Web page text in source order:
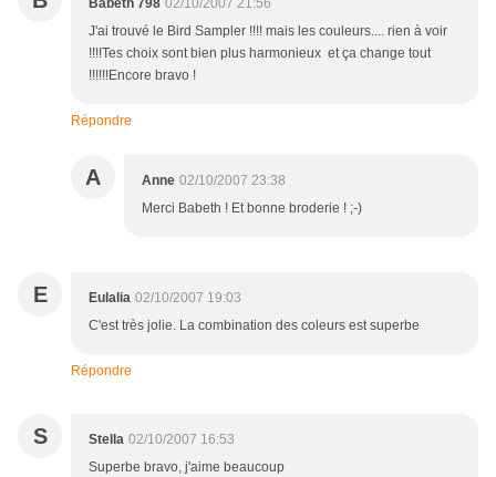
Babeth 798 02/10/2007 21:56
J'ai trouvé le Bird Sampler !!!! mais les couleurs.... rien à voir
!!!!Tes choix sont bien plus harmonieux et ça change tout
!!!!!!Encore bravo !
Répondre
A Anne 02/10/2007 23:38
Merci Babeth ! Et bonne broderie ! ;-)
E Eulalia 02/10/2007 19:03
C'est très jolie. La combination des coleurs est superbe
Répondre
S Stella 02/10/2007 16:53
Superbe bravo, j'aime beaucoup